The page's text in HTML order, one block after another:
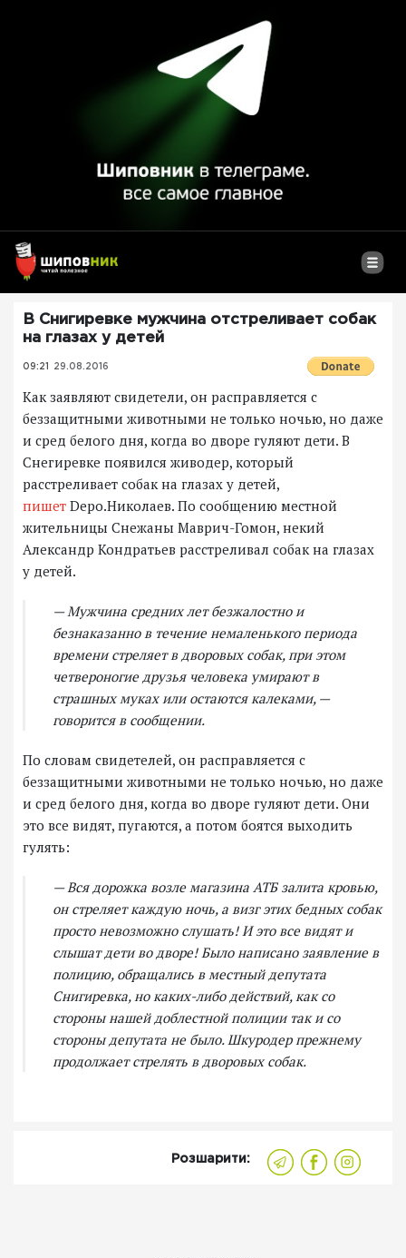
В Снигиревке мужчина отстреливает собак
на глазах у детей
09:21 29.08.2016
Как заявляют свидетели, он расправляется с
беззащитными животными не только ночью, но даже
и сред белого дня, когда во дворе гуляют дети. В
Снегиревке появился живодер, который
расстреливает собак на глазах у детей,
пишет Depo.Николаев. По сообщению местной
жительницы Снежаны Маврич-Гомон, некий
Александр Кондратьев расстреливал собак на глазах
у детей.
— Мужчина средних лет безжалостно и
безнаказанно в течение немаленького периода
времени стреляет в дворовых собак, при этом
четвероногие друзья человека умирают в
страшных муках или остаются калеками, —
говорится в сообщении.
По словам свидетелей, он расправляется с
беззащитными животными не только ночью, но даже
и сред белого дня, когда во дворе гуляют дети. Они
это все видят, пугаются, а потом боятся выходить
гулять:
— Вся дорожка возле магазина АТБ залита кровью,
он стреляет каждую ночь, а визг этих бедных собак
просто невозможно слушать! И это все видят и
слышат дети во дворе! Было написано заявление в
полицию, обращались в местный депутата
Снигиревка, но каких-либо действий, как со
стороны нашей доблестной полиции так и со
стороны депутата не было. Шкуродер прежнему
продолжает стрелять в дворовых собак.
Розшарити: